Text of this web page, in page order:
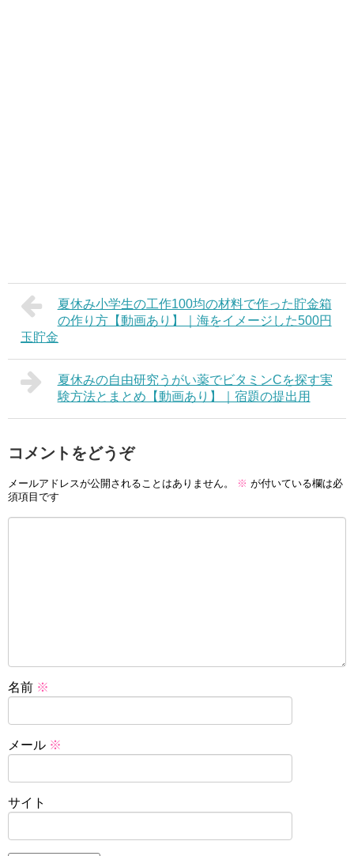
夏休み小学生の工作100均の材料で作った貯金箱
の作り方【動画あり】｜海をイメージした500円
玉貯金
夏休みの自由研究うがい薬でビタミンCを探す実
験方法とまとめ【動画あり】｜宿題の提出用
コメントをどうぞ
メールアドレスが公開されることはありません。 ※ が付いている欄は必
須項目です
名前 ※
メール ※
サイト